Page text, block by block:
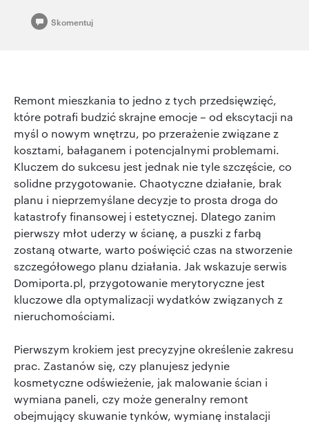
Skomentuj
Remont mieszkania to jedno z tych przedsięwzięć,
które potrafi budzić skrajne emocje – od ekscytacji na
myśl o nowym wnętrzu, po przerażenie związane z
kosztami, bałaganem i potencjalnymi problemami.
Kluczem do sukcesu jest jednak nie tyle szczęście, co
solidne przygotowanie. Chaotyczne działanie, brak
planu i nieprzemyślane decyzje to prosta droga do
katastrofy finansowej i estetycznej. Dlatego zanim
pierwszy młot uderzy w ścianę, a puszki z farbą
zostaną otwarte, warto poświęcić czas na stworzenie
szczegółowego planu działania. Jak wskazuje serwis
Domiporta.pl, przygotowanie merytoryczne jest
kluczowe dla optymalizacji wydatków związanych z
nieruchomościami.
Pierwszym krokiem jest precyzyjne określenie zakresu
prac. Zastanów się, czy planujesz jedynie
kosmetyczne odświeżenie, jak malowanie ścian i
wymiana paneli, czy może generalny remont
obejmujący skuwanie tynków, wymianę instalacji